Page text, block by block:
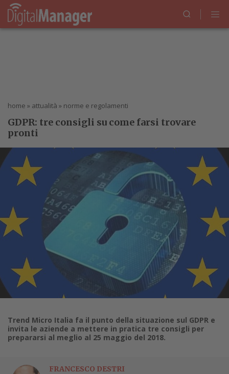
home » attualità » norme e regolamenti
GDPR: tre consigli su come farsi trovare
pronti
Trend Micro Italia fa il punto della situazione sul GDPR e
invita le aziende a mettere in pratica tre consigli per
prepararsi al meglio al 25 maggio del 2018.
FRANCESCO DESTRI